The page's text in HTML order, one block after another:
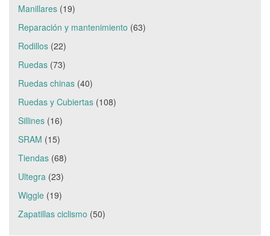
Manillares (19)
Reparación y mantenimiento (63)
Rodillos (22)
Ruedas (73)
Ruedas chinas (40)
Ruedas y Cubiertas (108)
Sillines (16)
SRAM (15)
Tiendas (68)
Ultegra (23)
Wiggle (19)
Zapatillas ciclismo (50)